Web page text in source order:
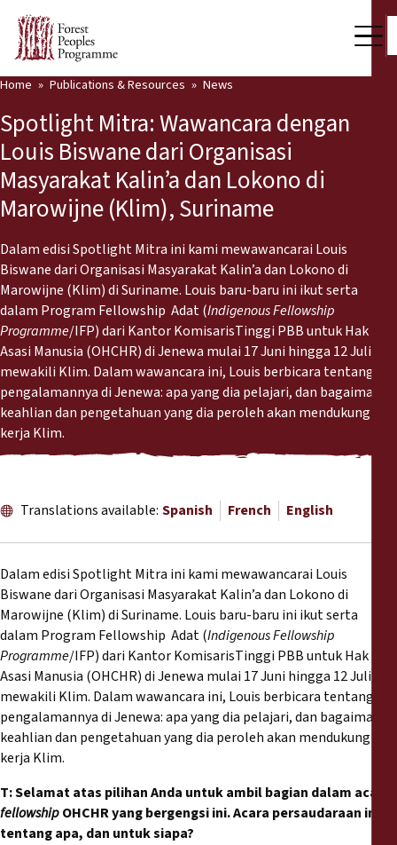
Who we are
Press Room
Support Us
Our Work
Community Voices
Partners & Countries
Latest News
Publications & Resources
Publications & Resources
News
Reports
Press Releases
Training Materials
Legal Submissions
Declarations
Annual Reports
Home Publications & Resources News
Spotlight Mitra: Wawancara dengan
Louis Biswane dari Organisasi
Masyarakat Kalin’a dan Lokono di
Marowijne (Klim), Suriname
Dalam edisi Spotlight Mitra ini kami mewawancarai Louis
Biswane dari Organisasi Masyarakat Kalin’a dan Lokono di
Marowijne (Klim) di Suriname. Louis baru-baru ini ikut serta
dalam Program Fellowship Adat (Indigenous Fellowship
Programme/IFP) dari Kantor KomisarisTinggi PBB untuk Hak
Asasi Manusia (OHCHR) di Jenewa mulai 17 Juni hingga 12 Juli,
mewakili Klim. Dalam wawancara ini, Louis berbicara tentang
pengalamannya di Jenewa: apa yang dia pelajari, dan bagaimana
keahlian dan pengetahuan yang dia peroleh akan mendukung
kerja Klim.
Translations available: Spanish French English
Dalam edisi Spotlight Mitra ini kami mewawancarai Louis
Biswane dari Organisasi Masyarakat Kalin’a dan Lokono di
Marowijne (Klim) di Suriname. Louis baru-baru ini ikut serta
dalam Program Fellowship Adat (Indigenous Fellowship
Programme/IFP) dari Kantor KomisarisTinggi PBB untuk Hak
Asasi Manusia (OHCHR) di Jenewa mulai 17 Juni hingga 12 Juli,
mewakili Klim. Dalam wawancara ini, Louis berbicara tentang
pengalamannya di Jenewa: apa yang dia pelajari, dan bagaimana
keahlian dan pengetahuan yang dia peroleh akan mendukung
kerja Klim.
T: Selamat atas pilihan Anda untuk ambil bagian dalam acara
fellowshipOHCHR yang bergengsi ini. Acara persaudaraan ini
tentang apa, dan untuk siapa?